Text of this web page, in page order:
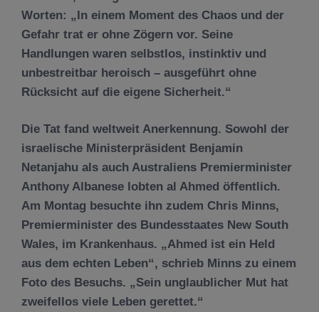
Worten: „In einem Moment des Chaos und der
Gefahr trat er ohne Zögern vor. Seine
Handlungen waren selbstlos, instinktiv und
unbestreitbar heroisch – ausgeführt ohne
Rücksicht auf die eigene Sicherheit.“
Die Tat fand weltweit Anerkennung. Sowohl der
israelische Ministerpräsident Benjamin
Netanjahu als auch Australiens Premierminister
Anthony Albanese lobten al Ahmed öffentlich.
Am Montag besuchte ihn zudem Chris Minns,
Premierminister des Bundesstaates New South
Wales, im Krankenhaus. „Ahmed ist ein Held
aus dem echten Leben“, schrieb Minns zu einem
Foto des Besuchs. „Sein unglaublicher Mut hat
zweifellos viele Leben gerettet.“